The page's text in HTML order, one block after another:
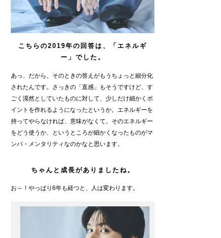
こちらの2019年の回答は、「エネルギ
ー」でした。
あっ、だから、そのときの答えがもうちょっと細分化
されたんです。さっきの「直感」もそうですけど、す
ごく漠然としていたものに対して、少しだけ細かくポ
イントを作れるようになったというか。エネルギーを
持ってやらなければ、意味がなくて。そのエネルギー
をどう使うか、というところが細かくなったものがマ
ンバ・メンタリティなのかなと思います。
ちゃんと成長がありましたね。
お～！やっぱり6年も経つと、人は変わります。